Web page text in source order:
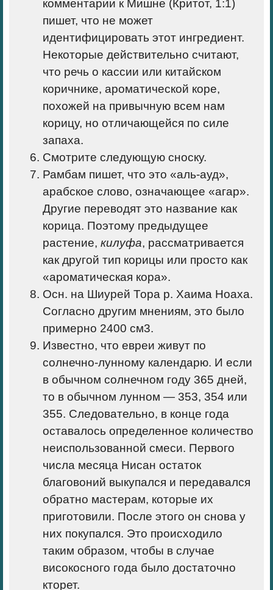
комментарии к Мишне (Критот, 1:1)
пишет, что не может
идентифицировать этот ингредиент.
Некоторые действительно считают,
что речь о кассии или китайском
коричнике, ароматической коре,
похожей на привычную всем нам
корицу, но отличающейся по силе
запаха.
Смотрите следующую сноску.
Рамбам пишет, что это «аль-ауд»,
арабское слово, означающее «агар».
Другие переводят это название как
корица. Поэтому предыдущее
растение, килуфа, рассматривается
как другой тип корицы или просто как
«ароматическая кора».
Осн. на Шиурей Тора р. Хаима Ноаха.
Согласно другим мнениям, это было
примерно 2400 см3.
Известно, что евреи живут по
солнечно-лунному календарю. И если
в обычном солнечном году 365 дней,
то в обычном лунном — 353, 354 или
355. Следовательно, в конце года
оставалось определенное количество
неиспользованной смеси. Первого
числа месяца Нисан остаток
благовоний выкупался и передавался
обратно мастерам, которые их
приготовили. После этого он снова у
них покупался. Это происходило
таким образом, чтобы в случае
високосного года было достаточно
кторет.